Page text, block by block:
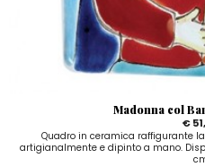
Madonna col
€
Quadro in ceramica raffigurante
artigianalmente e dipinto a mano.